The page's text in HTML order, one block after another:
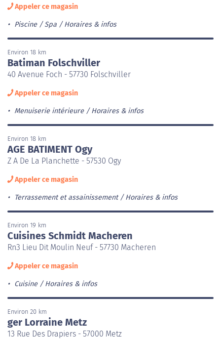
Appeler ce magasin
Piscine / Spa Horaires & infos
Environ 18 km
Batiman Folschviller
40 Avenue Foch - 57730 Folschviller
Appeler ce magasin
Menuiserie intérieure Horaires & infos
Environ 18 km
AGE BATIMENT Ogy
Z A De La Planchette - 57530 Ogy
Appeler ce magasin
Terrassement et assainissement Horaires & infos
Environ 19 km
Cuisines Schmidt Macheren
Rn3 Lieu Dit Moulin Neuf - 57730 Macheren
Appeler ce magasin
Cuisine Horaires & infos
Environ 20 km
ger Lorraine Metz
13 Rue Des Drapiers - 57000 Metz